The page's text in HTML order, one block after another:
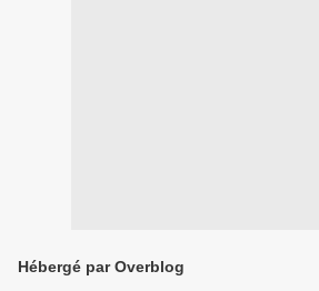
Hébergé par Overblog